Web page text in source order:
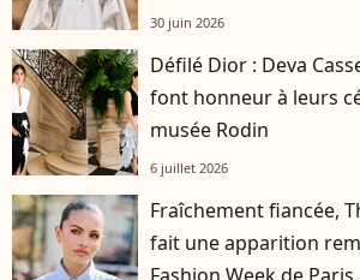
30 juin 2026
Défilé Dior : Deva
font honneur à leurs
musée Rodin
6 juillet 2026
Fraîchement fiancée,
fait une apparition